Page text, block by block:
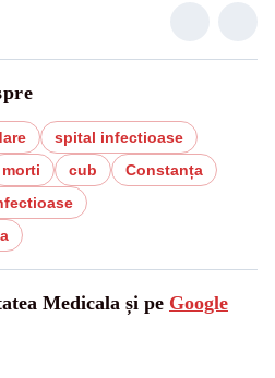
spital infectioase
morti cub
Constanța
Medicala și pe Google